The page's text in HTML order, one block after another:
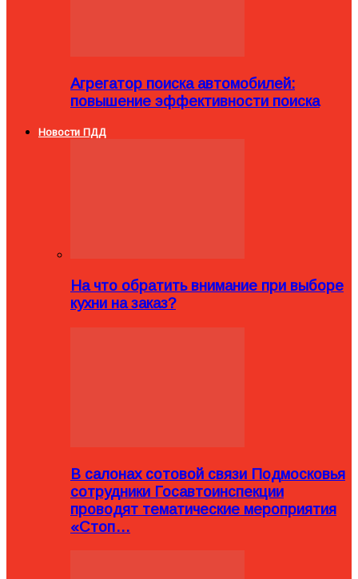
Агрегатор поиска автомобилей:
повышение эффективности поиска
Новости ПДД
На что обратить внимание при выборе
кухни на заказ?
В салонах сотовой связи Подмосковья
сотрудники Госавтоинспекции
проводят тематические мероприятия
«Стоп…